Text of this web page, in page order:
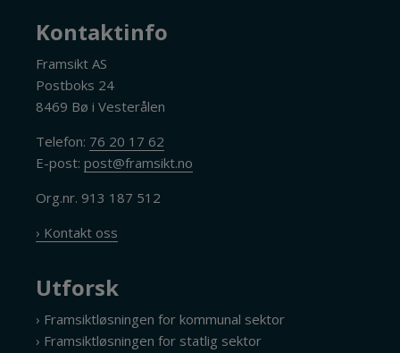
Kontaktinfo
Framsikt AS
Postboks 24
8469 Bø i Vesterålen
Telefon: 76 20 17 62
E-post:post@framsikt.no
Org.nr. 913 187 512
› Kontakt oss
Utforsk
› Framsiktløsningen for kommunal sektor
› Framsiktløsningen for statlig sektor